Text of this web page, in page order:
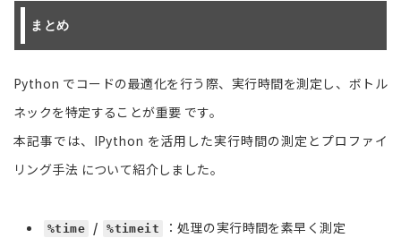
まとめ
Python でコードの最適化を行う際、実行時間を測定し、ボトル
ネックを特定することが重要 です。
本記事では、IPython を活用した実行時間の測定とプロファイ
リング手法 について紹介しました。
%time / %timeit ：処理の実行時間を素早く測定